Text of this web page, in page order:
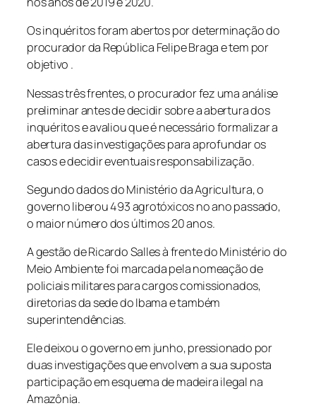
Os inquéritos foram abertos por determinação do
procurador da República Felipe Braga e tem por
objetivo .
Nessas três frentes, o procurador fez uma análise
preliminar antes de decidir sobre a abertura dos
inquéritos e avaliou que é necessário formalizar a
abertura das investigações para aprofundar os
casos e decidir eventuais responsabilização.
Segundo dados do Ministério da Agricultura, o
governo liberou 493 agrotóxicos no ano passado,
o maior número dos últimos 20 anos.
A gestão de Ricardo Salles à frente do Ministério do
Meio Ambiente foi marcada pela nomeação de
policiais militares para cargos comissionados,
diretorias da sede do Ibama e também
superintendências.
Ele deixou o governo em junho, pressionado por
duas investigações que envolvem a sua suposta
participação em esquema de madeira ilegal na
Amazônia.